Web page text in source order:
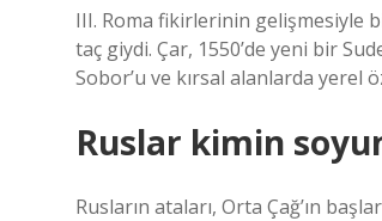
III. Roma fikirlerinin gelişmesiyle
taç giydi. Çar, 1550’de yeni bir
Sobor’u ve kırsal alanlarda yerel
Ruslar kimin
Rusların ataları, Orta Çağ’ın